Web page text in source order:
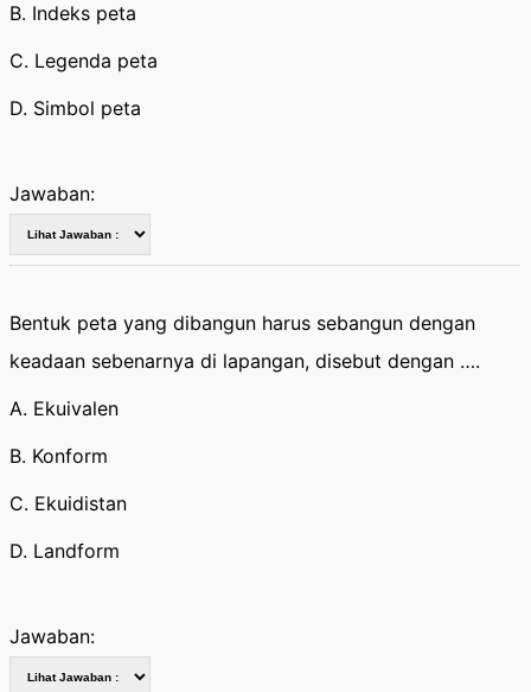
B. Indeks peta
C. Legenda peta
D. Simbol peta
Jawaban:
Bentuk peta yang dibangun harus sebangun dengan
keadaan sebenarnya di lapangan, disebut dengan ….
A. Ekuivalen
B. Konform
C. Ekuidistan
D. Landform
Jawaban: